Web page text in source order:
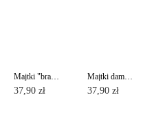
Majtki "brazyliany" wykonane z najwyższej jakości bawełny ENERGY LBR 1294
37,90 zł
Majtki damskie "brazyliany" z bawełny premium ENERGY LB 1295
37,90 zł